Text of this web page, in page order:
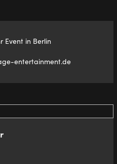
Event in Berlin
entertainment.de